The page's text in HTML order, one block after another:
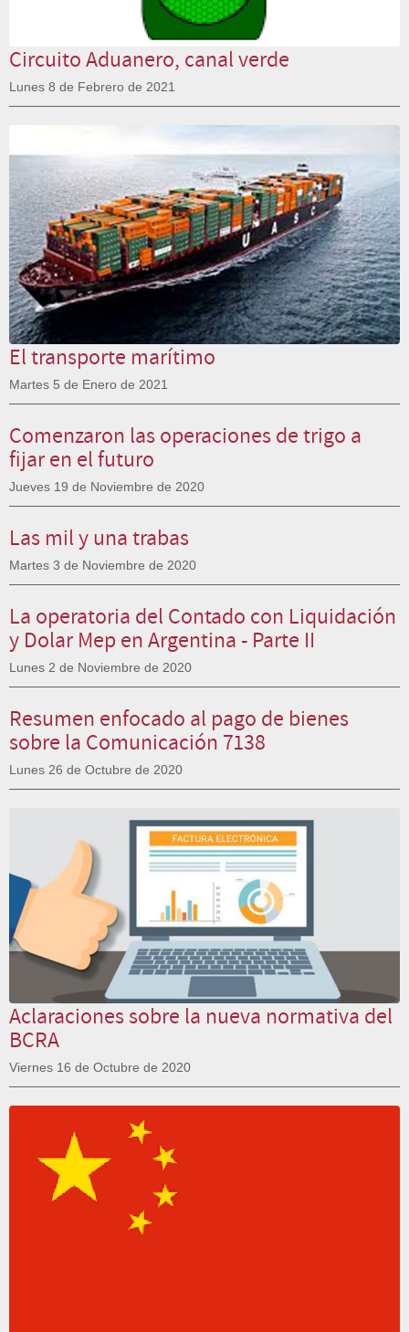
Circuito Aduanero, canal verde
Lunes 8 de Febrero de 2021
El transporte marítimo
Martes 5 de Enero de 2021
Comenzaron las operaciones de trigo a
fijar en el futuro
Jueves 19 de Noviembre de 2020
Las mil y una trabas
Martes 3 de Noviembre de 2020
La operatoria del Contado con Liquidación
y Dolar Mep en Argentina - Parte II
Lunes 2 de Noviembre de 2020
Resumen enfocado al pago de bienes
sobre la Comunicación 7138
Lunes 26 de Octubre de 2020
Aclaraciones sobre la nueva normativa del
BCRA
Viernes 16 de Octubre de 2020